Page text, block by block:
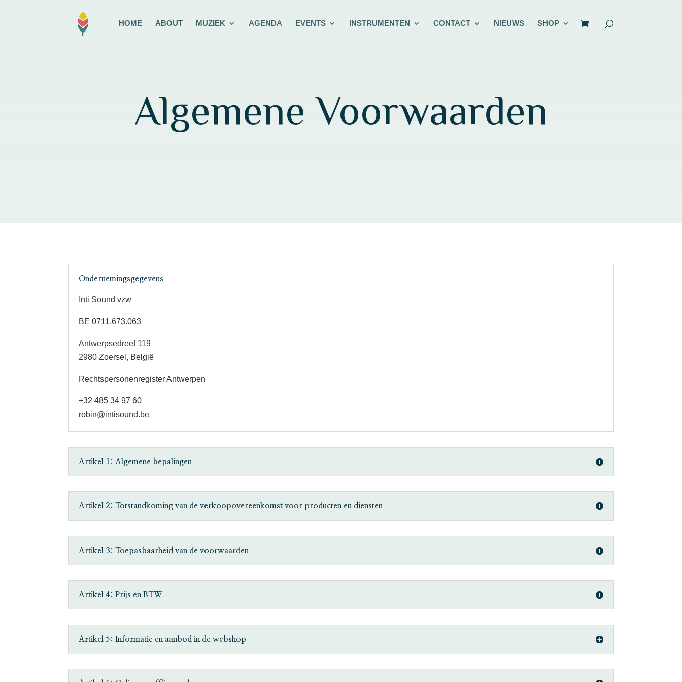
HOME ABOUT MUZIEK AGENDA EVENTS INSTRUMENTEN CONTACT NIEUWS SHOP
Algemene Voorwaarden
Ondernemingsgegevens
Inti Sound vzw
BE 0711.673.063
Antwerpsedreef 119
2980 Zoersel, België
Rechtspersonenregister Antwerpen
+32 485 34 97 60
robin@intisound.be
Artikel 1: Algemene bepalingen
Artikel 2: Totstandkoming van de verkoopovereenkomst voor producten en diensten
Artikel 3: Toepasbaarheid van de voorwaarden
Artikel 4: Prijs en BTW
Artikel 5: Informatie en aanbod in de webshop